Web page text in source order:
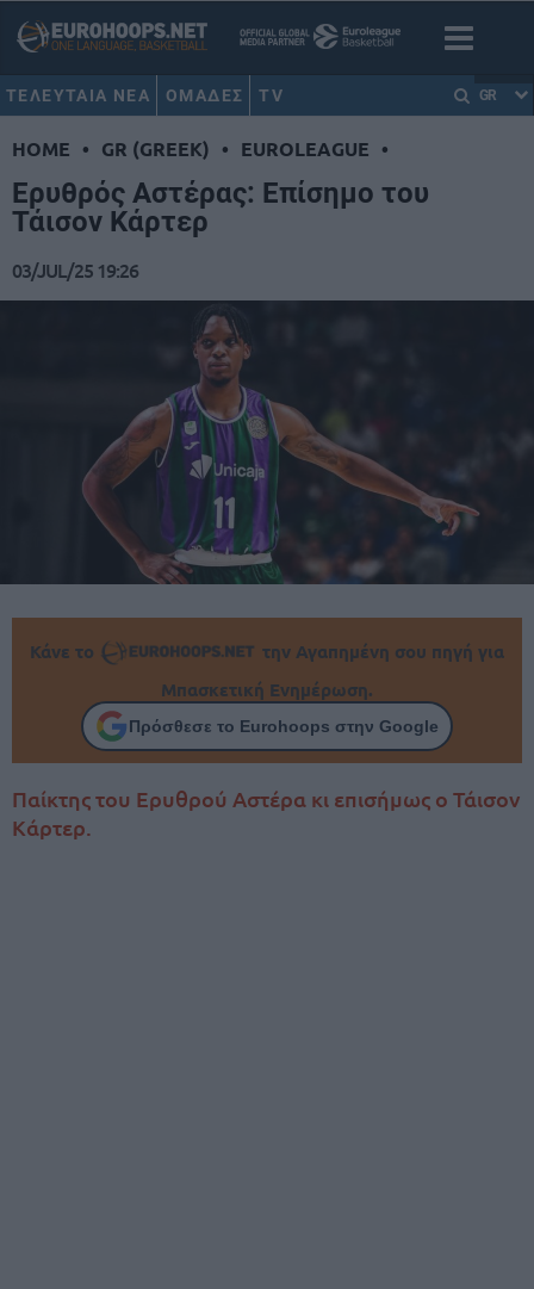
ΤΕΛΕΥΤΑΙΑ ΝΕΑ ΟΜΑΔΕΣ TV GR
HOME • GR (GREEK) • EUROLEAGUE •
Ερυθρός Αστέρας: Επίσημο του
Τάισον Κάρτερ
03/JUL/25 19:26
Κάνε το
την Αγαπημένη σου πηγή για
Μπασκετική Ενημέρωση.
Πρόσθεσε το Eurohoops στην Google
Παίκτης του Ερυθρού Αστέρα κι επισήμως ο Τάισον
Κάρτερ.